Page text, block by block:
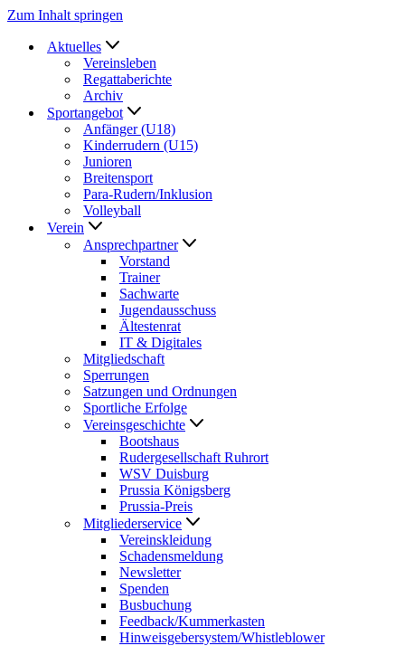
Zum Inhalt springen
Aktuelles
Vereinsleben
Regattaberichte
Archiv
Sportangebot
Anfänger (U18)
Kinderrudern (U15)
Junioren
Breitensport
Para-Rudern/Inklusion
Volleyball
Verein
Ansprechpartner
Vorstand
Trainer
Sachwarte
Jugendausschuss
Ältestenrat
IT & Digitales
Mitgliedschaft
Sperrungen
Satzungen und Ordnungen
Sportliche Erfolge
Vereinsgeschichte
Bootshaus
Rudergesellschaft Ruhrort
WSV Duisburg
Prussia Königsberg
Prussia-Preis
Mitgliederservice
Vereinskleidung
Schadensmeldung
Newsletter
Spenden
Busbuchung
Feedback/Kummerkasten
Hinweisgebersystem/Whistleblower